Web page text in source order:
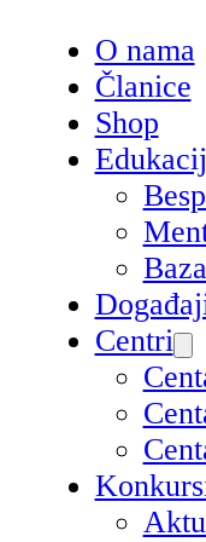
O nama
Članice
Shop
Centri